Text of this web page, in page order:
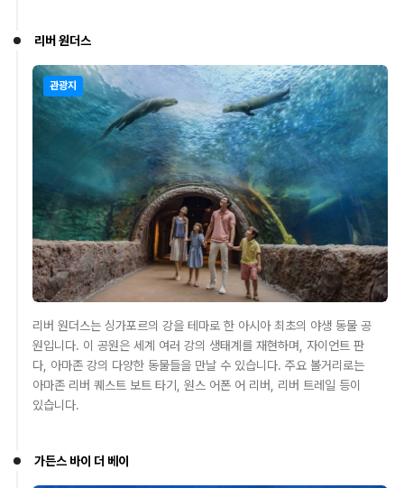
리버 원더스
관광지
리버 원더스는 싱가포르의 강을 테마로 한 아시아 최초의 야생 동물 공
원입니다. 이 공원은 세계 여러 강의 생태계를 재현하며, 자이언트 판
다, 아마존 강의 다양한 동물들을 만날 수 있습니다. 주요 볼거리로는
아마존 리버 퀘스트 보트 타기, 원스 어폰 어 리버, 리버 트레일 등이
있습니다.
가든스 바이 더 베이